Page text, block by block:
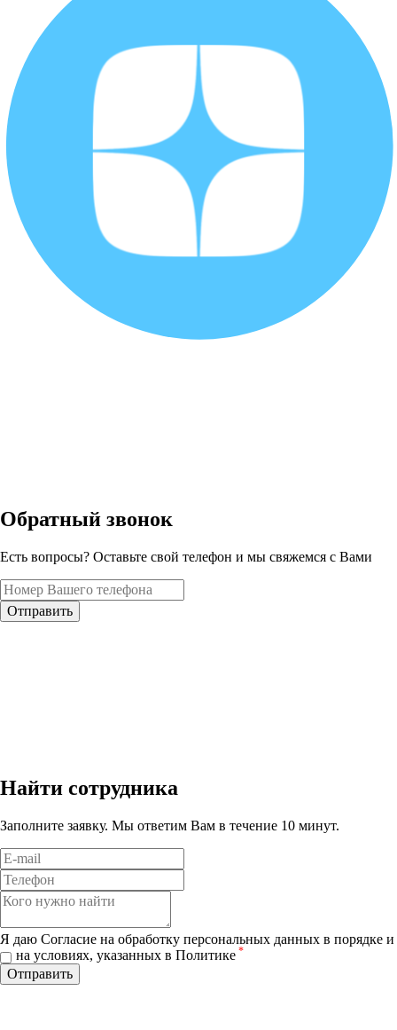
Обратный звонок
Есть вопросы? Оставьте свой телефон и мы свяжемся с Вами
Отправить
Найти сотрудника
Заполните заявку. Мы ответим Вам в течение 10 минут.
Я даю Согласие на обработку персональных данных в порядке и
на условиях, указанных в Политике *
Отправить